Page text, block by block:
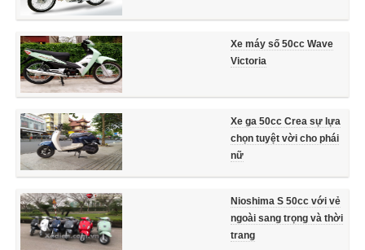
Xe máy số 50cc Wave
Victoria
Xe ga 50cc Crea sự lựa
chọn tuyệt vời cho phái
nữ
Nioshima S 50cc với vẻ
ngoài sang trọng và thời
trang